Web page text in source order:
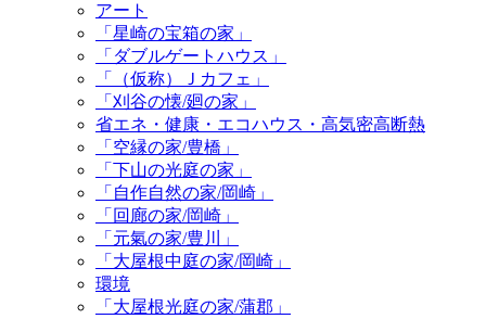
アート
「星崎の宝箱の家」
「ダブルゲートハウス」
「（仮称）Ｊカフェ」
「刈谷の懐/廻の家」
省エネ・健康・エコハウス・高気密高断熱
「空縁の家/豊橋」
「下山の光庭の家」
「自作自然の家/岡崎」
「回廊の家/岡崎」
「元氣の家/豊川」
「大屋根中庭の家/岡崎」
環境
「大屋根光庭の家/蒲郡」